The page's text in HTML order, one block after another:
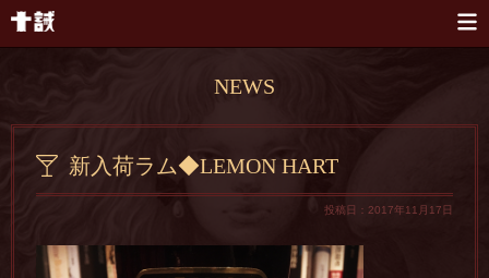
NEWS
新入荷ラム◆LEMON HART
投稿日：2017年11月17日